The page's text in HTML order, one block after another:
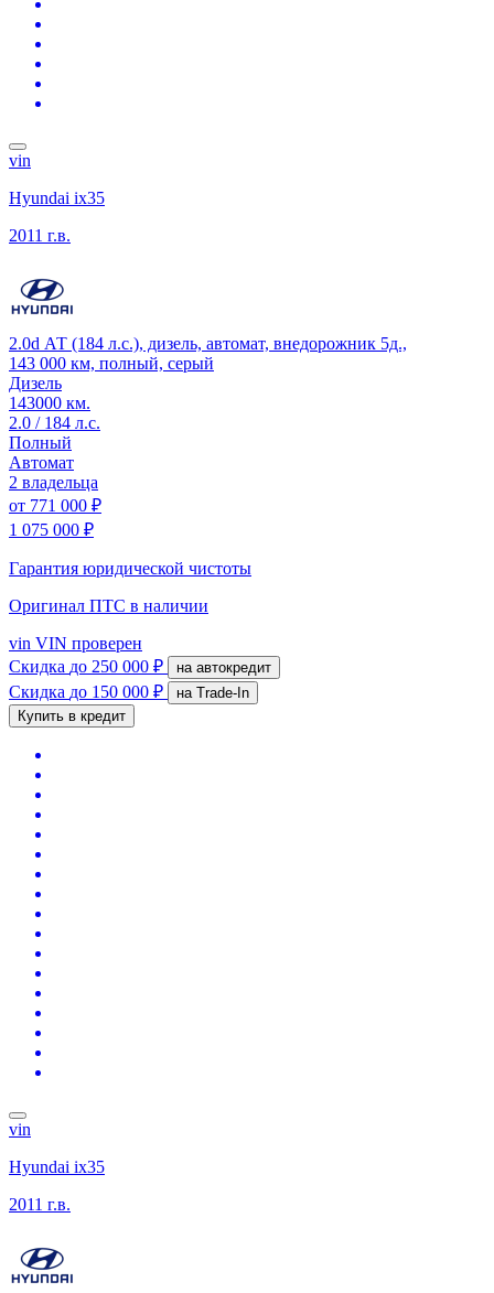
vin
Hyundai ix35
2011 г.в.
2.0d АТ (184 л.с.), дизель, автомат, внедорожник 5д.,
143 000 км, полный, серый
Дизель
143000 км.
2.0 / 184 л.с.
Полный
Автомат
2 владельца
от 771 000 ₽
1 075 000 ₽
Гарантия юридической чистоты
Оригинал ПТС в наличии
vin VIN проверен
Скидка до 250 000 ₽ на автокредит
Скидка до 150 000 ₽
на Trade-In
Купить в кредит
vin
Hyundai ix35
2011 г.в.